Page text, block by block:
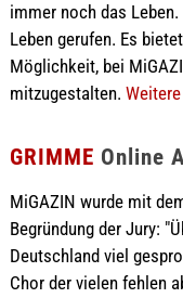
immer noch das
Leben gerufen. Es
Möglichkeit, bei
mitzugestalten.
GRIMME Online
MiGAZIN wurde mit
Begründung der Jury:
Deutschland viel
Chor der vielen fehlen